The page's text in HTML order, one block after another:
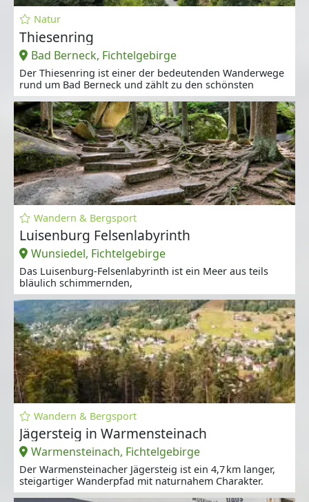
Natur
Thiesenring
Bad Berneck, Fichtelgebirge
Der Thiesenring ist einer der bedeutenden Wanderwege
rund um Bad Berneck und zählt zu den schönsten
Wandern & Bergsport
Luisenburg Felsenlabyrinth
Wunsiedel, Fichtelgebirge
Das Luisenburg-Felsenlabyrinth ist ein Meer aus teils
bläulich schimmernden,
Wandern & Bergsport
Jägersteig in Warmensteinach
Warmensteinach, Fichtelgebirge
Der Warmensteinacher Jägersteig ist ein 4,7 km langer,
steigartiger Wanderpfad mit naturnahem Charakter.